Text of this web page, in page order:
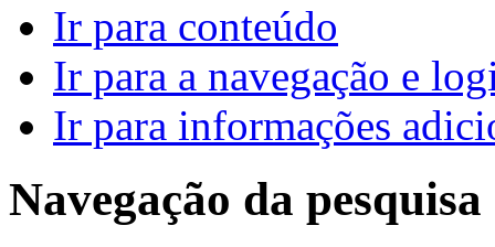
Ir para conteúdo
Ir para a navegação e
Ir para informações
Navegação da pesquisa